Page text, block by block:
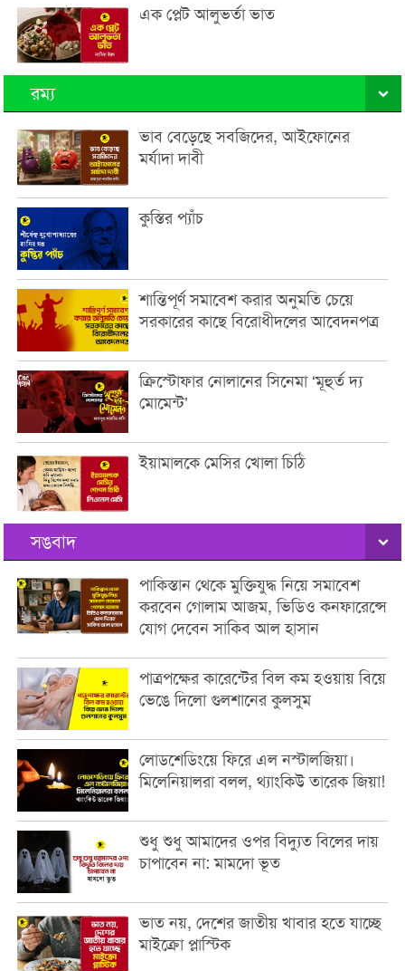
এক প্লেট আলুভর্তা ভাত
রম্য
ভাব বেড়েছে সবজিদের, আইফোনের
মর্যাদা দাবী
কুস্তির প্যাঁচ
শান্তিপূর্ণ সমাবেশ করার অনুমতি চেয়ে
সরকারের কাছে বিরোধীদলের আবেদনপত্র
ক্রিস্টোফার নোলানের সিনেমা ‘মূহুর্ত দ্য
মোমেন্ট’
ইয়ামালকে মেসির খোলা চিঠি
সঙবাদ
পাকিস্তান থেকে মুক্তিযুদ্ধ নিয়ে সমাবেশ
করবেন গোলাম আজম, ভিডিও কনফারেন্সে
যোগ দেবেন সাকিব আল হাসান
পাত্রপক্ষের কারেন্টের বিল কম হওয়ায় বিয়ে
ভেঙে দিলো গুলশানের কুলসুম
লোডশেডিংয়ে ফিরে এল নস্টালজিয়া।
মিলেনিয়ালরা বলল, থ্যাংকিউ তারেক জিয়া!
শুধু শুধু আমাদের ওপর বিদ্যুত বিলের দায়
চাপাবেন না: মামদো ভূত
ভাত নয়, দেশের জাতীয় খাবার হতে যাচ্ছে
মাইক্রো প্লাস্টিক